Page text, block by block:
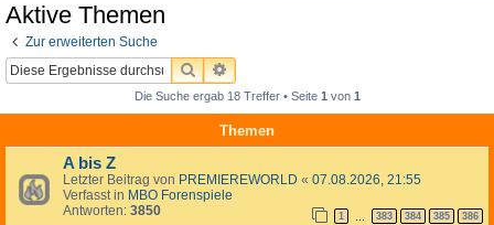
Aktive Themen
Zur erweiterten Suche
SUCHEERWEITERTE SUCHE
Die Suche ergab 18 Treffer • Seite 1von 1
Themen
A bis Z
Letzter Beitrag von PREMIEREWORLD « 07.08.2026, 21:55
Verfasst in MBO Forenspiele
Antworten: 3850 1 … 383 384 385 386